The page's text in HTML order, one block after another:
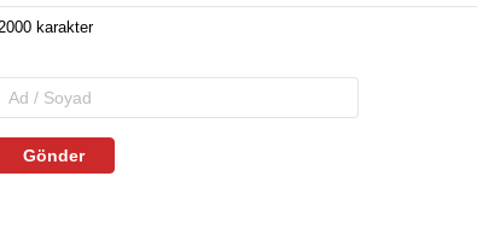
Gönder